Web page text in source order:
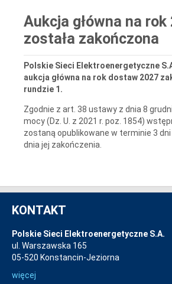
Aukcja główna na rok
została zakończona
Polskie Sieci Elektroenergetyczne
aukcja główna na rok dostaw 2027
rundzie 1.
Zgodnie z art. 38 ustawy z dnia 8
mocy (Dz. U. z 2021 r. poz. 1854)
zostaną opublikowane w terminie 3
dnia jej zakończenia.
KONTAKT
Polskie Sieci Elektroenergetyczne S.A.
ul. Warszawska 165
05-520 Konstancin-Jeziorna
więcej